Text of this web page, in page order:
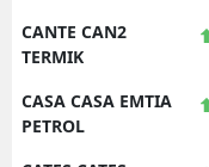
CANTE CAN2
TERMIK
CASA CASA EMTIA
PETROL